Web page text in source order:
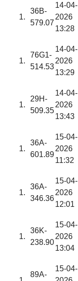
36B-
579.07
14-04-
2026
13:28
76G1-
514.53
14-04-
2026
13:29
29H-
509.35
14-04-
2026
13:43
36A-
601.89
15-04-
2026
11:32
36A-
346.36
15-04-
2026
12:01
36K-
238.90
15-04-
2026
13:04
89A-
15-04-